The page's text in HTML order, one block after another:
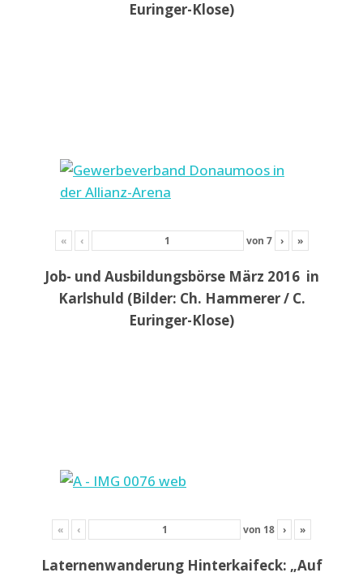
Euringer-Klose)
« ‹ von 7 › »
Job- und Ausbildungsbörse März 2016 in
Karlshuld (Bilder: Ch. Hammerer / C.
Euringer-Klose)
« ‹ von 18 › »
Laternenwanderung Hinterkaifeck: „Auf